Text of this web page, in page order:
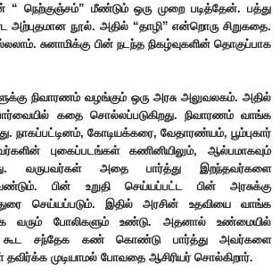
“ நெற்குஞ்சம்” மீண்டும் ஒரு முறை படித்தேன். பத்து
நூல். அதில் “தாழி” என்றொரு சிறுகதை.
சுனாமிக்கு பின் நடந்த நிகழ்வுகளின் தொகுப்பாக
நிவாரணம் வழங்கும் ஒரு அரசு அலுவலகம். அதில்
பார்வையில் கதை சொல்லப்படுகிறது. நிவாரணம் வாங்க
நாகப்பட்டினம், கோடியக்கரை, வேதாரண்யம், பூம்புகார்
புகைப்படங்கள் கணினியிலும், ஆல்பமாகவும்
வருபவர்கள் அதை பார்த்து இறந்தவர்களை
பின் உறுதி செய்யப்பட்ட பின் அரசுக்கு
செய்யப்படும். இதில் அரசின் உதவியை வாங்க
வரும் போலிகளும் உண்டு. அதனால் உண்மையில்
கூட சந்தேக கண் கொண்டு பார்த்து அவர்களை
தவிர்க்க முடியாமல் போவதை ஆசிரியர் சொல்கிறார்.